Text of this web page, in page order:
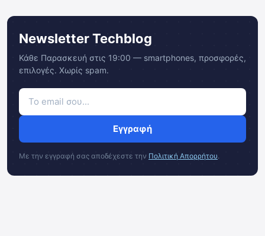
Newsletter Techblog
Κάθε Παρασκευή στις 19:00 — smartphones, προσφορές,
επιλογές. Χωρίς spam.
Εγγραφή
Με την εγγραφή σας αποδέχεστε την Πολιτική Απορρήτου.